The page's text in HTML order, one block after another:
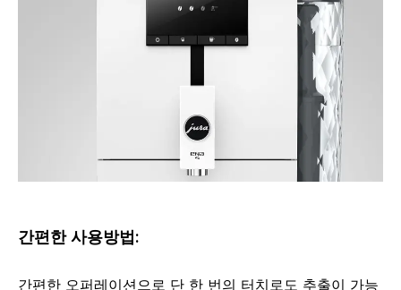
간편한 사용방법:
간편한 오퍼레이션으로 단 한 번의 터치로도 추출이 가능